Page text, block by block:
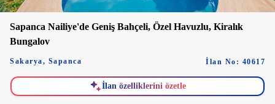
Sapanca Nailiye'de Geniş Bahçeli, Özel Havuzlu, Kiralık
Bungalov
Sakarya, Sapanca İlan No: 40617
İlan özelliklerini özetle